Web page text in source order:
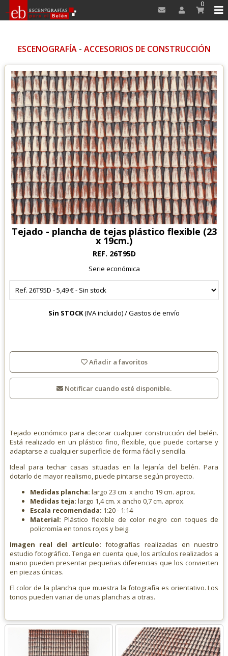
0
ESCENOGRAFÍA- ACCESORIOS DE CONSTRUCCIÓN
Tejado - plancha de tejas plástico flexible (23
x 19cm.)
REF. 26T95D
Serie económica
Sin STOCK(IVA incluido) /Gastos de envío
Añadir a favoritos
Notificar cuando esté disponible.
Tejado económico para decorar cualquier construcción del belén.
Está realizado en un plástico fino, flexible, que puede cortarse y
adaptarse a cualquier superficie de forma fácil y sencilla.
Ideal para techar casas situadas en la lejanía del belén. Para
dotarlo de mayor realismo, puede pintarse según proyecto.
Medidas plancha: largo 23 cm. x ancho 19 cm. aprox.
Medidas teja: largo 1,4 cm. x ancho 0,7 cm. aprox.
Escala recomendada: 1:20 - 1:14
Material: Plástico flexible de color negro con toques de
policromía en tonos rojos y beig.
Imagen real del artículo: fotografías realizadas en nuestro
estudio fotográfico. Tenga en cuenta que, los artículos realizados a
mano pueden presentar pequeñas diferencias que los convierten
en piezas únicas.
El color de la plancha que muestra la fotografía es orientativo. Los
tonos pueden variar de unas planchas a otras.